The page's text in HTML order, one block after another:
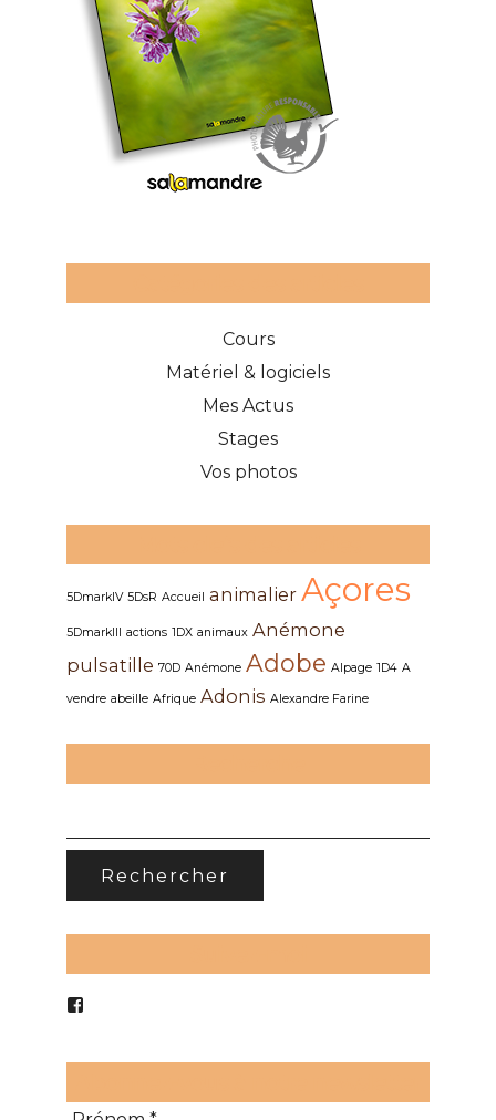
Cours
Matériel & logiciels
Mes Actus
Stages
Vos photos
5DmarkIV 5DsR Accueil animalier Açores
5DmarkIII actions 1DX animaux Anémone
pulsatille 70D Anémone Adobe Alpage 1D4 A
vendre abeille Afrique Adonis Alexandre Farine
Facebook